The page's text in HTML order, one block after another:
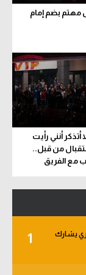
مهتم بضم إمام
أنني رأيت
من قبل..
مع الفريق
1
والثلاثي المصري يشارك